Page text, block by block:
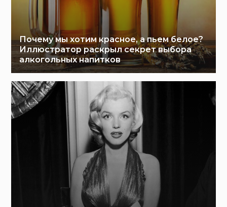
Почему мы хотим красное, а пьем белое?
Иллюстратор раскрыл секрет выбора
алкогольных напитков